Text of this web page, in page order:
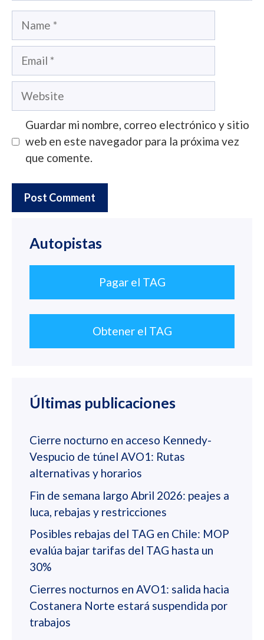
Name
Email
Website
Guardar mi nombre, correo electrónico y sitio
web en este navegador para la próxima vez
que comente.
Autopistas
Pagar el TAG
Obtener el TAG
Últimas publicaciones
Cierre nocturno en acceso Kennedy-
Vespucio de túnel AVO1: Rutas
alternativas y horarios
Fin de semana largo Abril 2026: peajes a
luca, rebajas y restricciones
Posibles rebajas del TAG en Chile: MOP
evalúa bajar tarifas del TAG hasta un
30%
Cierres nocturnos en AVO1: salida hacia
Costanera Norte estará suspendida por
trabajos